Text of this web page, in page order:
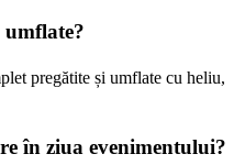
umflate?
pregătite și umflate cu heliu,
în ziua evenimentului?